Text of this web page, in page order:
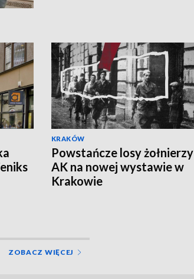
KRAKÓW
Powstańcze losy żołnierzy
AK na nowej wystawie w
Krakowie
ZOBACZ WIĘCEJ